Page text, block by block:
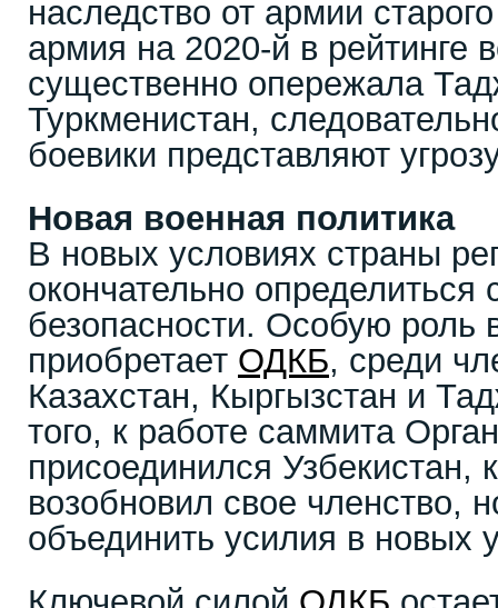
наследство от армии
армия на 2020-й в рейтинге
существенно опережала
Туркменистан,
боевики представляют
Новая военная политика
В новых условиях страны
окончательно
безопасности. Особую роль
приобретает ОДКБ, среди
Казахстан, Кыргызстан и
того, к работе саммита
присоединился Узбекистан,
возобновил свое членство,
объединить усилия в новых